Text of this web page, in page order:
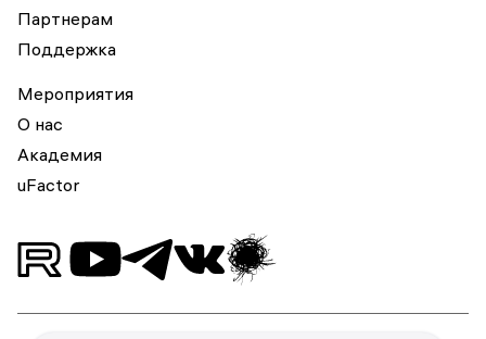
Партнерам
Поддержка
Мероприятия
О нас
Академия
uFactor